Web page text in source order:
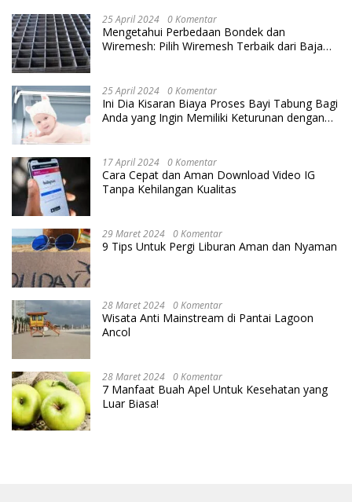
25 April 2024 0 Komentar
Mengetahui Perbedaan Bondek dan
Wiremesh: Pilih Wiremesh Terbaik dari Baja
25 April 2024 0 Komentar
Ini Dia Kisaran Biaya Proses Bayi Tabung Bagi
Anda yang Ingin Memiliki Keturunan dengan
17 April 2024 0 Komentar
Cara Cepat dan Aman Download Video IG
Tanpa Kehilangan Kualitas
29 Maret 2024 0 Komentar
9 Tips Untuk Pergi Liburan Aman dan Nyaman
28 Maret 2024 0 Komentar
Wisata Anti Mainstream di Pantai Lagoon
Ancol
28 Maret 2024 0 Komentar
7 Manfaat Buah Apel Untuk Kesehatan yang
Luar Biasa!